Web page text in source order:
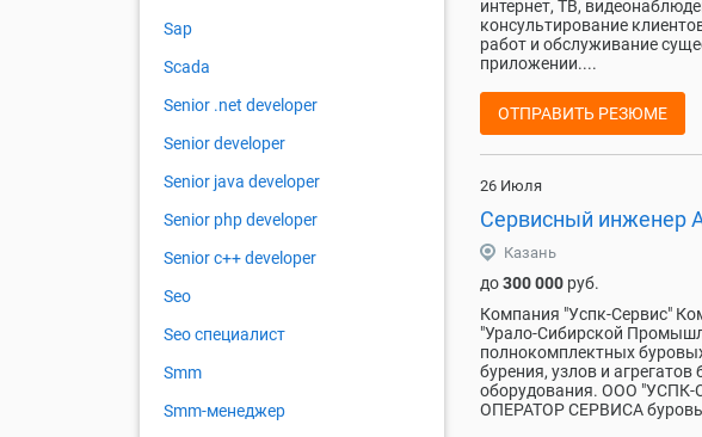
интернет, ТВ,
консультирование
работ и обслуживание
приложении....
ОТПРАВИТЬ РЕЗЮМЕ
26 Июля
Сервисный инженер
Казань
до300 000 руб.
Компания "Успк-Сервис"
"Урало-Сибирской
полнокомплектных
бурения, узлов и
оборудования. ООО
ОПЕРАТОР СЕРВИСА
Sap
Scada
Senior .net developer
Senior developer
Senior java developer
Senior php developer
Senior с++ developer
Seo
Seo специалист
Smm
Smm-менеджер